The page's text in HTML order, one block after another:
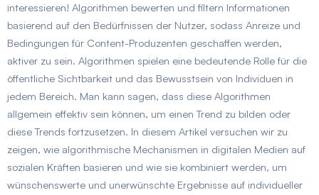
interessieren! Algorithmen bewerten und filtern Informationen
basierend auf den Bedürfnissen der Nutzer, sodass Anreize und
Bedingungen für Content-Produzenten geschaffen werden,
aktiver zu sein. Algorithmen spielen eine bedeutende Rolle für die
öffentliche Sichtbarkeit und das Bewusstsein von Individuen in
jedem Bereich. Man kann sagen, dass diese Algorithmen
allgemein effektiv sein können, um einen Trend zu bilden oder
diese Trends fortzusetzen. In diesem Artikel versuchen wir zu
zeigen, wie algorithmische Mechanismen in digitalen Medien auf
sozialen Kräften basieren und wie sie kombiniert werden, um
wünschenswerte und unerwünschte Ergebnisse auf individueller